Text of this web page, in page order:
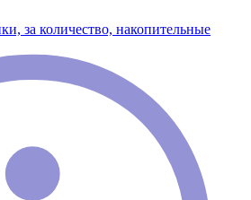
за количество, накопительные